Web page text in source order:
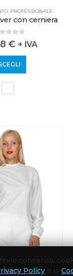
PROFESSIONALE
con cerniera
of 5
€ + IVA
consenso,
Policy e la